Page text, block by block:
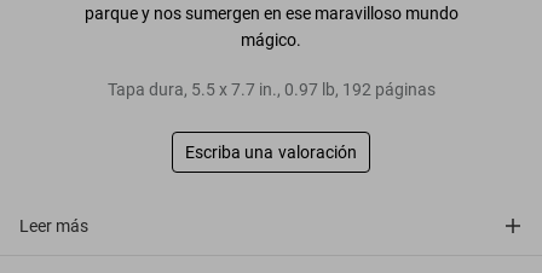
parque y nos sumergen en ese maravilloso mundo
mágico.
Tapa dura, 5.5x7.7 in., 0.97 lb, 192 páginas
Escriba una valoración
Leer más